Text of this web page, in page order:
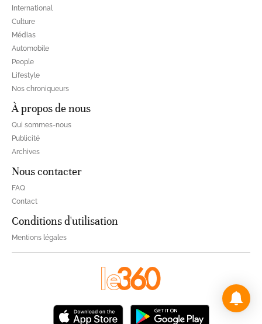
International
Culture
Médias
Automobile
People
Lifestyle
Nos chroniqueurs
À propos de nous
Qui sommes-nous
Publicité
Archives
Nous contacter
FAQ
Contact
Conditions d'utilisation
Mentions légales